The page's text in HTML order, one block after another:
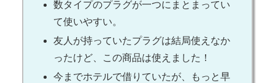
数タイプのプラグが一つにまとまってい
て使いやすい。
友人が持っていたプラグは結局使えなか
ったけど、この商品は使えました！
今までホテルで借りていたが、もっと早